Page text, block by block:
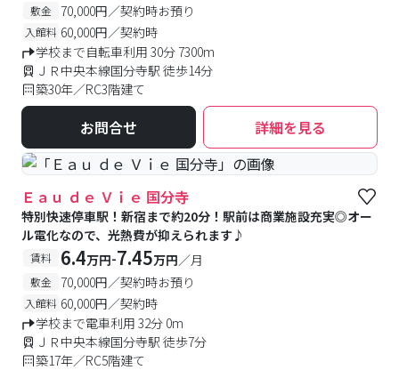
敷金 70,000円／契約時お預り
入館料 60,000円／契約時
学校まで自転車利用 30分 7300m
ＪＲ中央本線国分寺駅 徒歩14分
築30年／RC3階建て
お問合せ 詳細を見る
Ｅａｕ ｄｅ Ｖｉｅ 国分寺
特別快速停車駅！新宿まで約20分！駅前は商業施設充実◎オー
ル電化なので、光熱費が抑えられます♪
賃料 6.4万円-7.45万円／月
敷金 70,000円／契約時お預り
入館料 60,000円／契約時
学校まで電車利用 32分 0m
ＪＲ中央本線国分寺駅 徒歩7分
築17年／RC5階建て